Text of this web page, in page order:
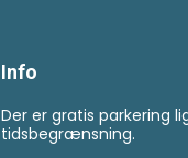
Info
Der er gratis parkering
tidsbegrænsning.